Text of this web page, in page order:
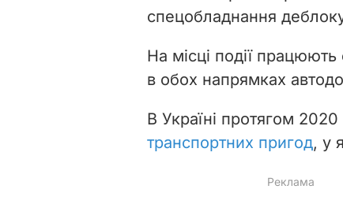
спецобладнання
На місці події працюють
в обох напрямках
В Україні протягом
транспортних пригод, у